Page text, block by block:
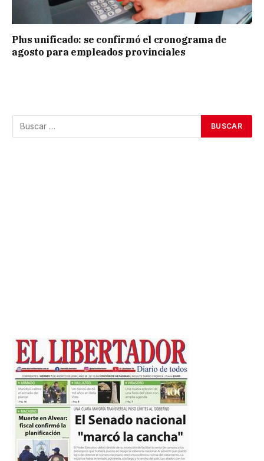
Plus unificado: se confirmó el cronograma de
agosto para empleados provinciales